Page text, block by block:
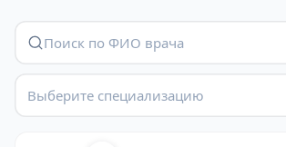
Выберите специализацию